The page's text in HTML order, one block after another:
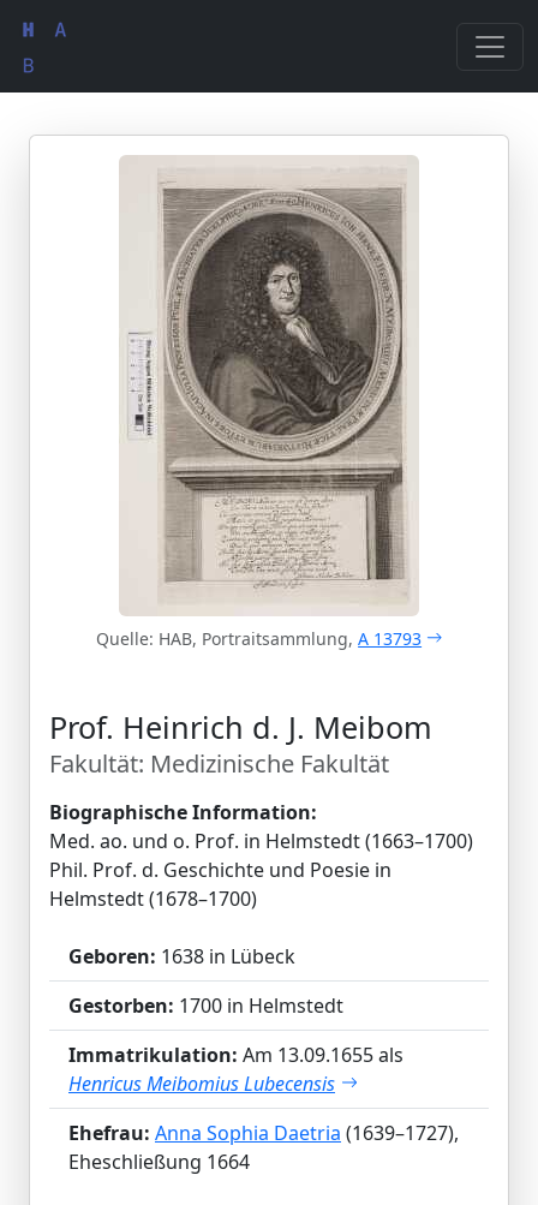
Quelle: HAB, Portraitsammlung,A 13793
Prof. Heinrich d. J. Meibom
Fakultät: Medizinische Fakultät
Biographische Information:
Med. ao. und o. Prof. in Helmstedt (1663–1700)
Phil. Prof. d. Geschichte und Poesie in
Helmstedt (1678–1700)
Geboren: 1638 in Lübeck
Gestorben: 1700 in Helmstedt
Immatrikulation: Am 13.09.1655 als
Henricus Meibomius Lubecensis
Ehefrau: Anna Sophia Daetria (1639–1727),
Eheschließung 1664